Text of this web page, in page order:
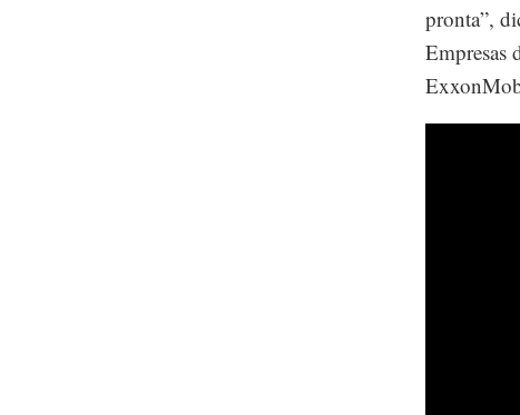
pronta”,
Empresas